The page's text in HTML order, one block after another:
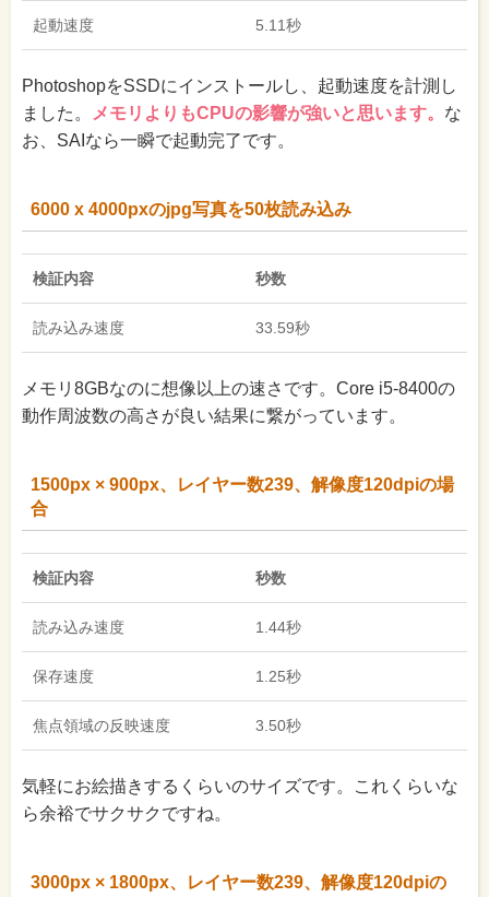
起動速度 5.11秒
PhotoshopをSSDにインストールし、起動速度を計測し
ました。
メモリよりもCPUの影響が強いと思います。 な
お、SAIなら一瞬で起動完了です。
6000 x 4000pxのjpg写真を50枚読み込み
検証内容 秒数
読み込み速度 33.59秒
メモリ8GBなのに想像以上の速さです。Core i5-8400の
動作周波数の高さが良い結果に繋がっています。
1500px × 900px、レイヤー数239、解像度120dpiの場
合
検証内容 秒数
読み込み速度 1.44秒
保存速度 1.25秒
焦点領域の反映速度 3.50秒
気軽にお絵描きするくらいのサイズです。これくらいな
ら余裕でサクサクですね。
3000px × 1800px、レイヤー数239、解像度120dpiの